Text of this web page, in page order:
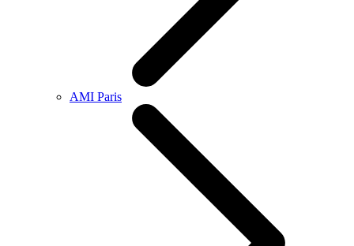
AMI Paris